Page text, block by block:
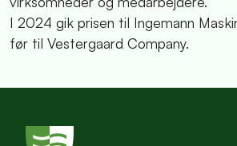
I 2024 gik prisen til Ingemann
før til Vestergaard Company.